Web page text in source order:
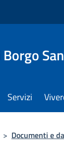
Servizi
> Documenti e